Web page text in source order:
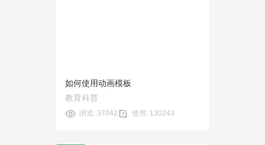
如何使用动画模板
教育科普
浏览: 37042 使用: 130243